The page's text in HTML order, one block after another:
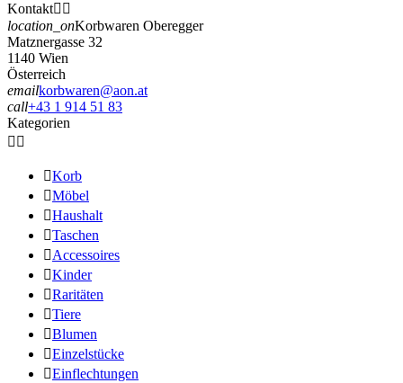
Kontakt 
location_onKorbwaren Oberegger
Matznergasse 32
1140 Wien
Österreich
emailkorbwaren@aon.at
call+43 1 914 51 83
Kategorien
 
Korb
Möbel
Haushalt
Taschen
Accessoires
Kinder
Raritäten
Tiere
Blumen
Einzelstücke
Einflechtungen